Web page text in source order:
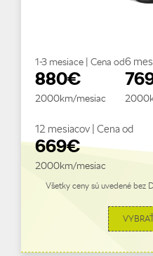
1-3 mesiace | Cena od
880€
2000km/mesiac
6
12 mesiacov | Cena od
669€
2000km/mesiac
Všetky ceny sú uvedené bez